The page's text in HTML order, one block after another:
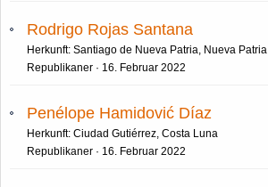
Rodrigo Rojas Santana
Herkunft: Santiago de Nueva Patria, Nueva Patria
Republikaner
16. Februar 2022
Penélope Hamidović Díaz
Herkunft: Ciudad Gutiérrez, Costa Luna
Republikaner
16. Februar 2022